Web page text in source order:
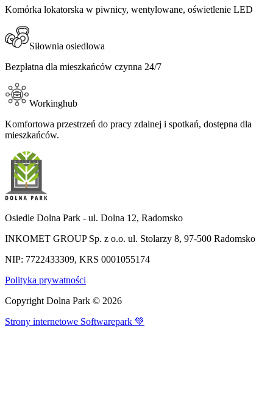
Komórka lokatorska w piwnicy, wentylowane, oświetlenie LED​​​​‌ ‍ ​‍​‍‌‍ ‌ ​‍‌‍‍‌‌‍‌ ‌‍‍‌‌‍ ‍​‍​‍​ ‍‍​‍​‍‌ ​ ‌‍​‌‌‍ ‍‌‍‍‌‌ ‌​‌ ‍‌​‍ ‍‌‍‍‌‌‍ ​‍​‍​‍ ​​‍​‍‌‍‍​‌ ​‍‌‍‌‌‌‍‌‍​‍​‍​ ‍‍​‍​‍​‍ ‌ ​ ‌ ‌​‌ ‌‌‌‍‌​‌‍‍‌‌‍ ​‍ ‌‍‍‌‌‍ ‍‌ ‌​‌‍‌‌‌‍ ‍‌ ‌​​‍ ‌‍‌‌‌‍‌​‌‍‍‌‌ ‌​​‍ ‌‍ ‌‌‍ ‌‍‌​‌‍‌‌​ ‌‌ ​​‌ ​‍‌‍‌‌‌ ​ ‌‍‌‌‌‍ ‍‌ ‌​‌‍​‌‌ ‌​‌‍‍‌‌‍ ‌‍ ‍​ ‍ ‌‍‍‌‌‍‌​​ ‌​ ‌‌​ ‌‌​ ​‌​ ‌‌‌‍​‌​ ​​​ ‌‍​ ​‍​‍ ‌​ ‍‌‌‍​ ​ ​‌​ ​​​‍ ‌​ ‌​‌‍‌‌​ ​​​ ‌‍​‍ ‌​ ‍​‌‍​‌​ ‌‌‌‍‌‍​‍ ‌​ ​ ​ ​​​ ‌‍​ ‌​​ ​​​ ​‍‌‍‌‌​ ‌‍​ ‌‍‌‍‌​​ ​‍‌‍​‌​ ‍ ‌ ‌​‌ ‍‌‌ ​​‌‍‌‌​ ‌‌‍‌‌‌ ​‌‌ ‌‌‌‍‍‌‌ ​​‌‍ ‌‌‍‌‌‌‍ ‍‌ ‌​‌​‍‌‌ ‌​‌‍‌‌‌‍ ‌​ ‍ ‌ ​​‌‍​‌‌ ‌​‌‍‍​​ ‌‌‍‌​‌‍‌‌‌ ​ ‌‍​ ‌ ​‍‌‍‍‌‌ ​​‌ ‌​‌‍‍‌‌‍ ‌‍ ‍​ ‌‍​‍‌‍​‌‌ ​ ‌‍‌‌‌‌‌‌‌ ​‍‌‍ ​​ ‌​‍‌‌​ ​‍‌​‌‍‌ ​ ‌ ‌​‌ ‌‌‌‍‌​‌‍‍‌‌‍ ​‍‌‍‌‍‍‌‌‍‌​​ ‌​ ‌‌​ ‌‌​ ​‌​ ‌‌‌‍​‌​ ​​​ ‌‍​ ​‍​‍ ‌​ ‍‌‌‍​ ​ ​‌​ ​​​‍ ‌​ ‌​‌‍‌‌​ ​​​ ‌‍​‍ ‌​ ‍​‌‍​‌​ ‌‌‌‍‌‍​‍ ‌​ ​ ​ ​​​ ‌‍​ ‌​​ ​​​ ​‍‌‍‌‌​ ‌‍​ ‌‍‌‍‌​​ ​‍‌‍​‌​‍‌‍‌ ‌​‌ ‍‌‌ ​​‌‍‌‌​ ‌‌‍‌‌‌ ​‌‌ ‌‌‌‍‍‌‌ ​​‌‍ ‌‌‍‌‌‌‍ ‍‌ ‌​‌​‍‌‌ ‌​‌‍‌‌‌‍ ‌​‍‌‍‌ ​​‌‍​‌‌ ‌​‌‍‍​​ ‌‌‍‌​‌‍‌‌‌ ​ ‌‍​ ‌ ​‍‌‍‍‌‌ ​​‌ ‌​‌‍‍‌‌‍ ‌‍ ‍​‍‌‍‌ ​​‌‍‌‌‌ ​‍‌ ​ ‌ ​​‌‍‌‌‌‍​ ‌ ‌​‌‍‍‌‌ ‌‍‌‍‌‌​ ‌‌ ​​‌ ‌‌‌‍​‍‌‍ ​‌‍‍‌‌ ​ ‌‍‍​‌‍‌‌‌‍‌​​‍​‍‌ ‌
Siłownia osiedlowa​​​​‌ ‍ ​‍​‍‌‍ ‌ ​‍‌‍‍‌‌‍‌ ‌‍‍‌‌‍ ‍​‍​‍​ ‍‍​‍​‍‌ ​ ‌‍​‌‌‍ ‍‌‍‍‌‌ ‌​‌ ‍‌​‍ ‍‌‍‍‌‌‍ ​‍​‍​‍ ​​‍​‍‌‍‍​‌ ​‍‌‍‌‌‌‍‌‍​‍​‍​ ‍‍​‍​‍​‍ ‌ ​ ‌ ‌​‌ ‌‌‌‍‌​‌‍‍‌‌‍ ​‍ ‌‍‍‌‌‍ ‍‌ ‌​‌‍‌‌‌‍ ‍‌ ‌​​‍ ‌‍‌‌‌‍‌​‌‍‍‌‌ ‌​​‍ ‌‍ ‌‌‍ ‌‍‌​‌‍‌‌​ ‌‌ ​​‌ ​‍‌‍‌‌‌ ​ ‌‍‌‌‌‍ ‍‌ ‌​‌‍​‌‌ ‌​‌‍‍‌‌‍ ‌‍ ‍​ ‍ ‌‍‍‌‌‍‌​​ ‌​ ‌‍​ ​​‌‍​‍‌‍​‍​ ‍​‌‍‌‍‌‍‌‌‌‍‌‍​‍ ‌​ ‌ ‌‍​ ​ ​‍‌‍‌‍​‍ ‌​ ‌​‌‍​ ​ ‌​​ ​‍​‍ ‌‌‍​‌‌‍​ ‌‍​ ​ ‌ ​‍ ‌‌‍‌‍​ ‌‌​ ‌‌​ ‌‍​ ​​​ ‍​​ ‍​‌‍​‍​ ​‌​ ‌​‌‍‌‍​ ‌ ​ ‍ ‌ ‌​‌ ‍‌‌ ​​‌‍‌‌​ ‌‌‍‌‌‌ ​‌‌ ‌‌‌‍‍‌‌ ​​‌‍ ‌‌‍‌‌‌‍ ‍‌ ‌​‌​‍‌‌ ‌​‌‍‌‌‌‍ ‌​ ‍ ‌ ​​‌‍​‌‌ ‌​‌‍‍​​ ‌‌‍ ‍‌‍​‌‌‍ ‌‌‍‌‌​ ‌‍​‍‌‍​‌‌ ​ ‌‍‌‌‌‌‌‌‌ ​‍‌‍ ​​ ‌​‍‌‌​ ​‍‌​‌‍‌ ​ ‌ ‌​‌ ‌‌‌‍‌​‌‍‍‌‌‍ ​‍‌‍‌‍‍‌‌‍‌​​ ‌​ ‌‍​ ​​‌‍​‍‌‍​‍​ ‍​‌‍‌‍‌‍‌‌‌‍‌‍​‍ ‌​ ‌ ‌‍​ ​ ​‍‌‍‌‍​‍ ‌​ ‌​‌‍​ ​ ‌​​ ​‍​‍ ‌‌‍​‌‌‍​ ‌‍​ ​ ‌ ​‍ ‌‌‍‌‍​ ‌‌​ ‌‌​ ‌‍​ ​​​ ‍​​ ‍​‌‍​‍​ ​‌​ ‌​‌‍‌‍​ ‌ ​‍‌‍‌ ‌​‌ ‍‌‌ ​​‌‍‌‌​ ‌‌‍‌‌‌ ​‌‌ ‌‌‌‍‍‌‌ ​​‌‍ ‌‌‍‌‌‌‍ ‍‌ ‌​‌​‍‌‌ ‌​‌‍‌‌‌‍ ‌​‍‌‍‌ ​​‌‍​‌‌ ‌​‌‍‍​​ ‌‌‍ ‍‌‍​‌‌‍ ‌‌‍‌‌​‍‌‍‌ ​​‌‍‌‌‌ ​‍‌ ​ ‌ ​​‌‍‌‌‌‍​ ‌ ‌​‌‍‍‌‌ ‌‍‌‍‌‌​ ‌‌ ​​‌ ‌‌‌‍​‍‌‍ ​‌‍‍‌‌ ​ ‌‍‍​‌‍‌‌‌‍‌​​‍​‍‌ ‌
Bezpłatna dla mieszkańców czynna 24/7​​​​‌ ‍ ​‍​‍‌‍ ‌ ​‍‌‍‍‌‌‍‌ ‌‍‍‌‌‍ ‍​‍​‍​ ‍‍​‍​‍‌ ​ ‌‍​‌‌‍ ‍‌‍‍‌‌ ‌​‌ ‍‌​‍ ‍‌‍‍‌‌‍ ​‍​‍​‍ ​​‍​‍‌‍‍​‌ ​‍‌‍‌‌‌‍‌‍​‍​‍​ ‍‍​‍​‍​‍ ‌ ​ ‌ ‌​‌ ‌‌‌‍‌​‌‍‍‌‌‍ ​‍ ‌‍‍‌‌‍ ‍‌ ‌​‌‍‌‌‌‍ ‍‌ ‌​​‍ ‌‍‌‌‌‍‌​‌‍‍‌‌ ‌​​‍ ‌‍ ‌‌‍ ‌‍‌​‌‍‌‌​ ‌‌ ​​‌ ​‍‌‍‌‌‌ ​ ‌‍‌‌‌‍ ‍‌ ‌​‌‍​‌‌ ‌​‌‍‍‌‌‍ ‌‍ ‍​ ‍ ‌‍‍‌‌‍‌​​ ‌​ ‌‍​ ​​‌‍​‍‌‍​‍​ ‍​‌‍‌‍‌‍‌‌‌‍‌‍​‍ ‌​ ‌ ‌‍​ ​ ​‍‌‍‌‍​‍ ‌​ ‌​‌‍​ ​ ‌​​ ​‍​‍ ‌‌‍​‌‌‍​ ‌‍​ ​ ‌ ​‍ ‌‌‍‌‍​ ‌‌​ ‌‌​ ‌‍​ ​​​ ‍​​ ‍​‌‍​‍​ ​‌​ ‌​‌‍‌‍​ ‌ ​ ‍ ‌ ‌​‌ ‍‌‌ ​​‌‍‌‌​ ‌‌‍‌‌‌ ​‌‌ ‌‌‌‍‍‌‌ ​​‌‍ ‌‌‍‌‌‌‍ ‍‌ ‌​‌​‍‌‌ ‌​‌‍‌‌‌‍ ‌​ ‍ ‌ ​​‌‍​‌‌ ‌​‌‍‍​​ ‌‌‍‌​‌‍‌‌‌ ​ ‌‍​ ‌ ​‍‌‍‍‌‌ ​​‌ ‌​‌‍‍‌‌‍ ‌‍ ‍​ ‌‍​‍‌‍​‌‌ ​ ‌‍‌‌‌‌‌‌‌ ​‍‌‍ ​​ ‌​‍‌‌​ ​‍‌​‌‍‌ ​ ‌ ‌​‌ ‌‌‌‍‌​‌‍‍‌‌‍ ​‍‌‍‌‍‍‌‌‍‌​​ ‌​ ‌‍​ ​​‌‍​‍‌‍​‍​ ‍​‌‍‌‍‌‍‌‌‌‍‌‍​‍ ‌​ ‌ ‌‍​ ​ ​‍‌‍‌‍​‍ ‌​ ‌​‌‍​ ​ ‌​​ ​‍​‍ ‌‌‍​‌‌‍​ ‌‍​ ​ ‌ ​‍ ‌‌‍‌‍​ ‌‌​ ‌‌​ ‌‍​ ​​​ ‍​​ ‍​‌‍​‍​ ​‌​ ‌​‌‍‌‍​ ‌ ​‍‌‍‌ ‌​‌ ‍‌‌ ​​‌‍‌‌​ ‌‌‍‌‌‌ ​‌‌ ‌‌‌‍‍‌‌ ​​‌‍ ‌‌‍‌‌‌‍ ‍‌ ‌​‌​‍‌‌ ‌​‌‍‌‌‌‍ ‌​‍‌‍‌ ​​‌‍​‌‌ ‌​‌‍‍​​ ‌‌‍‌​‌‍‌‌‌ ​ ‌‍​ ‌ ​‍‌‍‍‌‌ ​​‌ ‌​‌‍‍‌‌‍ ‌‍ ‍​‍‌‍‌ ​​‌‍‌‌‌ ​‍‌ ​ ‌ ​​‌‍‌‌‌‍​ ‌ ‌​‌‍‍‌‌ ‌‍‌‍‌‌​ ‌‌ ​​‌ ‌‌‌‍​‍‌‍ ​‌‍‍‌‌ ​ ‌‍‍​‌‍‌‌‌‍‌​​‍​‍‌ ‌
Workinghub​​​​‌ ‍ ​‍​‍‌‍ ‌ ​‍‌‍‍‌‌‍‌ ‌‍‍‌‌‍ ‍​‍​‍​ ‍‍​‍​‍‌ ​ ‌‍​‌‌‍ ‍‌‍‍‌‌ ‌​‌ ‍‌​‍ ‍‌‍‍‌‌‍ ​‍​‍​‍ ​​‍​‍‌‍‍​‌ ​‍‌‍‌‌‌‍‌‍​‍​‍​ ‍‍​‍​‍​‍ ‌ ​ ‌ ‌​‌ ‌‌‌‍‌​‌‍‍‌‌‍ ​‍ ‌‍‍‌‌‍ ‍‌ ‌​‌‍‌‌‌‍ ‍‌ ‌​​‍ ‌‍‌‌‌‍‌​‌‍‍‌‌ ‌​​‍ ‌‍ ‌‌‍ ‌‍‌​‌‍‌‌​ ‌‌ ​​‌ ​‍‌‍‌‌‌ ​ ‌‍‌‌‌‍ ‍‌ ‌​‌‍​‌‌ ‌​‌‍‍‌‌‍ ‌‍ ‍​ ‍ ‌‍‍‌‌‍‌​​ ‌​ ​​​ ‌​​ ​‌​ ‌‌​ ‍​​ ‍​‌‍​‌‌‍‌‌​‍ ‌‌‍‌​‌‍​‌​ ​ ​ ‍‌​‍ ‌​ ‌​‌‍‌‍​ ‌‍​ ​ ​‍ ‌​ ‍​​ ​ ​ ‌‌‌‍‌‌​‍ ‌‌‍‌​​ ​‌​ ‌‌​ ​ ‌‍‌​‌‍‌‌​ ‌‌‌‍​ ‌‍​‍​ ‌‍‌‍​ ‌‍​‌​ ‍ ‌ ‌​‌ ‍‌‌ ​​‌‍‌‌​ ‌‌‍‌‌‌ ​‌‌ ‌‌‌‍‍‌‌ ​​‌‍ ‌‌‍‌‌‌‍ ‍‌ ‌​‌​‍‌‌ ‌​‌‍‌‌‌‍ ‌​ ‍ ‌ ​​‌‍​‌‌ ‌​‌‍‍​​ ‌‌‍ ‍‌‍​‌‌‍ ‌‌‍‌‌​ ‌‍​‍‌‍​‌‌ ​ ‌‍‌‌‌‌‌‌‌ ​‍‌‍ ​​ ‌​‍‌‌​ ​‍‌​‌‍‌ ​ ‌ ‌​‌ ‌‌‌‍‌​‌‍‍‌‌‍ ​‍‌‍‌‍‍‌‌‍‌​​ ‌​ ​​​ ‌​​ ​‌​ ‌‌​ ‍​​ ‍​‌‍​‌‌‍‌‌​‍ ‌‌‍‌​‌‍​‌​ ​ ​ ‍‌​‍ ‌​ ‌​‌‍‌‍​ ‌‍​ ​ ​‍ ‌​ ‍​​ ​ ​ ‌‌‌‍‌‌​‍ ‌‌‍‌​​ ​‌​ ‌‌​ ​ ‌‍‌​‌‍‌‌​ ‌‌‌‍​ ‌‍​‍​ ‌‍‌‍​ ‌‍​‌​‍‌‍‌ ‌​‌ ‍‌‌ ​​‌‍‌‌​ ‌‌‍‌‌‌ ​‌‌ ‌‌‌‍‍‌‌ ​​‌‍ ‌‌‍‌‌‌‍ ‍‌ ‌​‌​‍‌‌ ‌​‌‍‌‌‌‍ ‌​‍‌‍‌ ​​‌‍​‌‌ ‌​‌‍‍​​ ‌‌‍ ‍‌‍​‌‌‍ ‌‌‍‌‌​‍‌‍‌ ​​‌‍‌‌‌ ​‍‌ ​ ‌ ​​‌‍‌‌‌‍​ ‌ ‌​‌‍‍‌‌ ‌‍‌‍‌‌​ ‌‌ ​​‌ ‌‌‌‍​‍‌‍ ​‌‍‍‌‌ ​ ‌‍‍​‌‍‌‌‌‍‌​​‍​‍‌ ‌
Komfortowa przestrzeń do pracy zdalnej i spotkań, dostępna dla
mieszkańców.​​​​‌ ‍ ​‍​‍‌‍ ‌ ​‍‌‍‍‌‌‍‌ ‌‍‍‌‌‍ ‍​‍​‍​ ‍‍​‍​‍‌ ​ ‌‍​‌‌‍ ‍‌‍‍‌‌ ‌​‌ ‍‌​‍ ‍‌‍‍‌‌‍ ​‍​‍​‍ ​​‍​‍‌‍‍​‌ ​‍‌‍‌‌‌‍‌‍​‍​‍​ ‍‍​‍​‍​‍ ‌ ​ ‌ ‌​‌ ‌‌‌‍‌​‌‍‍‌‌‍ ​‍ ‌‍‍‌‌‍ ‍‌ ‌​‌‍‌‌‌‍ ‍‌ ‌​​‍ ‌‍‌‌‌‍‌​‌‍‍‌‌ ‌​​‍ ‌‍ ‌‌‍ ‌‍‌​‌‍‌‌​ ‌‌ ​​‌ ​‍‌‍‌‌‌ ​ ‌‍‌‌‌‍ ‍‌ ‌​‌‍​‌‌ ‌​‌‍‍‌‌‍ ‌‍ ‍​ ‍ ‌‍‍‌‌‍‌​​ ‌​ ​​​ ‌​​ ​‌​ ‌‌​ ‍​​ ‍​‌‍​‌‌‍‌‌​‍ ‌‌‍‌​‌‍​‌​ ​ ​ ‍‌​‍ ‌​ ‌​‌‍‌‍​ ‌‍​ ​ ​‍ ‌​ ‍​​ ​ ​ ‌‌‌‍‌‌​‍ ‌‌‍‌​​ ​‌​ ‌‌​ ​ ‌‍‌​‌‍‌‌​ ‌‌‌‍​ ‌‍​‍​ ‌‍‌‍​ ‌‍​‌​ ‍ ‌ ‌​‌ ‍‌‌ ​​‌‍‌‌​ ‌‌‍‌‌‌ ​‌‌ ‌‌‌‍‍‌‌ ​​‌‍ ‌‌‍‌‌‌‍ ‍‌ ‌​‌​‍‌‌ ‌​‌‍‌‌‌‍ ‌​ ‍ ‌ ​​‌‍​‌‌ ‌​‌‍‍​​ ‌‌‍‌​‌‍‌‌‌ ​ ‌‍​ ‌ ​‍‌‍‍‌‌ ​​‌ ‌​‌‍‍‌‌‍ ‌‍ ‍​ ‌‍​‍‌‍​‌‌ ​ ‌‍‌‌‌‌‌‌‌ ​‍‌‍ ​​ ‌​‍‌‌​ ​‍‌​‌‍‌ ​ ‌ ‌​‌ ‌‌‌‍‌​‌‍‍‌‌‍ ​‍‌‍‌‍‍‌‌‍‌​​ ‌​ ​​​ ‌​​ ​‌​ ‌‌​ ‍​​ ‍​‌‍​‌‌‍‌‌​‍ ‌‌‍‌​‌‍​‌​ ​ ​ ‍‌​‍ ‌​ ‌​‌‍‌‍​ ‌‍​ ​ ​‍ ‌​ ‍​​ ​ ​ ‌‌‌‍‌‌​‍ ‌‌‍‌​​ ​‌​ ‌‌​ ​ ‌‍‌​‌‍‌‌​ ‌‌‌‍​ ‌‍​‍​ ‌‍‌‍​ ‌‍​‌​‍‌‍‌ ‌​‌ ‍‌‌ ​​‌‍‌‌​ ‌‌‍‌‌‌ ​‌‌ ‌‌‌‍‍‌‌ ​​‌‍ ‌‌‍‌‌‌‍ ‍‌ ‌​‌​‍‌‌ ‌​‌‍‌‌‌‍ ‌​‍‌‍‌ ​​‌‍​‌‌ ‌​‌‍‍​​ ‌‌‍‌​‌‍‌‌‌ ​ ‌‍​ ‌ ​‍‌‍‍‌‌ ​​‌ ‌​‌‍‍‌‌‍ ‌‍ ‍​‍‌‍‌ ​​‌‍‌‌‌ ​‍‌ ​ ‌ ​​‌‍‌‌‌‍​ ‌ ‌​‌‍‍‌‌ ‌‍‌‍‌‌​ ‌‌ ​​‌ ‌‌‌‍​‍‌‍ ​‌‍‍‌‌ ​ ‌‍‍​‌‍‌‌‌‍‌​​‍​‍‌ ‌
Osiedle Dolna Park - ul. Dolna 12, Radomsko
INKOMET GROUP Sp. z o.o. ul. Stolarzy 8, 97-500 Radomsko
NIP: 7722433309, KRS 0001055174
Polityka prywatności
Copyright Dolna Park © 2026
Strony internetowe Softwarepark 💚